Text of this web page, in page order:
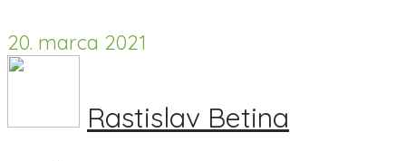
20. marca 2021
Rastislav Betina